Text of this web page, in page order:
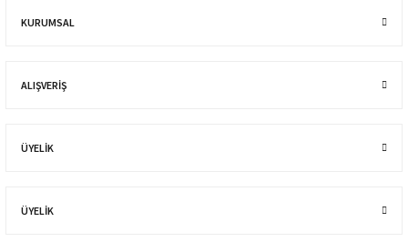
KURUMSAL
ALIŞVERIŞ
ÜYELİK
ÜYELİK